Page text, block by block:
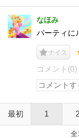
なほみ
パーティに
ナイス
コメント(0)
最初 1 2
全